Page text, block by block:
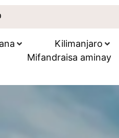
Kilimanjaro
Mifandraisa aminay